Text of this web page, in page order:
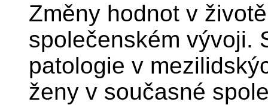
Změny hodnot v
společenském vývoji.
patologie v
ženy v současné